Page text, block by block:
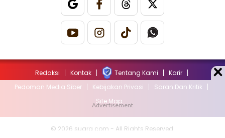
Redaksi Kontak Tentang Kami
Karir
Pedoman Media Siber
Kebijakan Privasi
Saran Dan Kritik
Site Map
© 2026 suara.com - All Rights Reserved.